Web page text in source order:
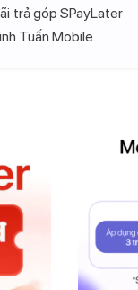
trả góp SPayLater
Tuấn Mobile.